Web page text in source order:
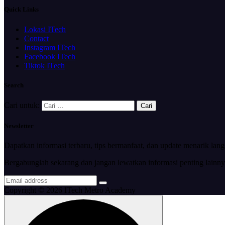
Quick Links
Lokasi ITech
Contact
Instagram ITech
Facebook ITech
Tiktok ITech
Search
Cari untuk:
Newsletter
Dapatkan informasi terbaru, tips bermanfaat, dan update menarik
Bergabunglah sekarang dan jangan lewatkan informasi penting
Copyright © 2026 ITech Metro Academy